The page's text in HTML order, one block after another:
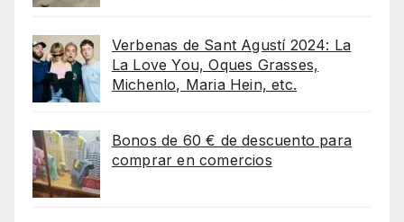
Verbenas de Sant Agustí 2024: La
La Love You, Oques Grasses,
Michenlo, Maria Hein, etc.
Bonos de 60 € de descuento para
comprar en comercios